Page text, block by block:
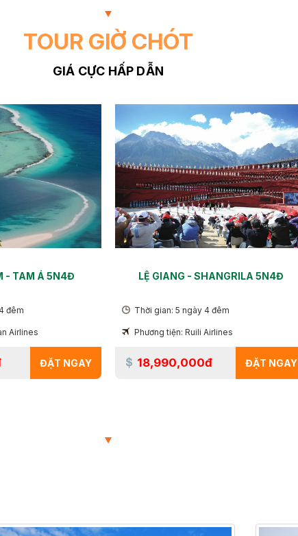
TOUR GIỜ CHÓT
GIÁ CỰC HẤP DẪN
- TAM Á 5N4Đ
đêm
Airlines
ĐẶT NGAY
LỆ GIANG - SHANGRILA 5N4Đ
Thời gian: 5 ngày 4 đêm
Phương tiện: Ruili Airlines
18,990,000đ ĐẶT NGAY